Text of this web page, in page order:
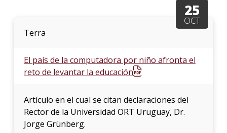
25
OCT
Terra
El país de la computadora por niño afronta el
reto de levantar la educación
Artículo en el cual se citan declaraciones del
Rector de la Universidad ORT Uruguay, Dr.
Jorge Grünberg.